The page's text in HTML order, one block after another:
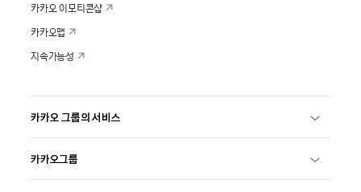
카카오 이모티콘샵
카카오맵
지속가능성
카카오 그룹의 서비스
카카오그룹